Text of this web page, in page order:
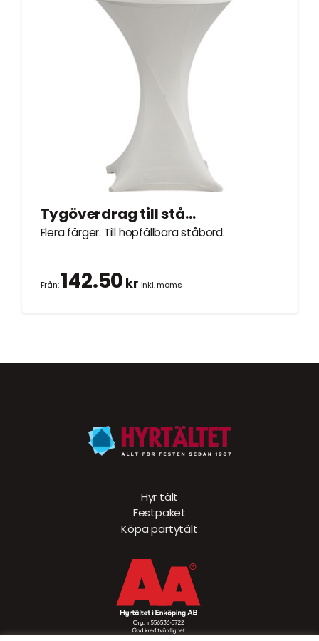
Tygöverdrag till ståbord Ø0,8m
Flera färger. Till hopfällbara ståbord.
Från:142.50 kr inkl. moms
Hyr tält
Festpaket
Köpa partytält